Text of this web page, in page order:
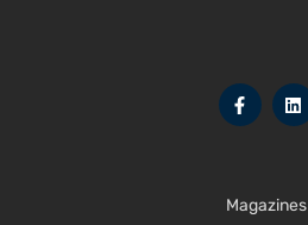
Magazines